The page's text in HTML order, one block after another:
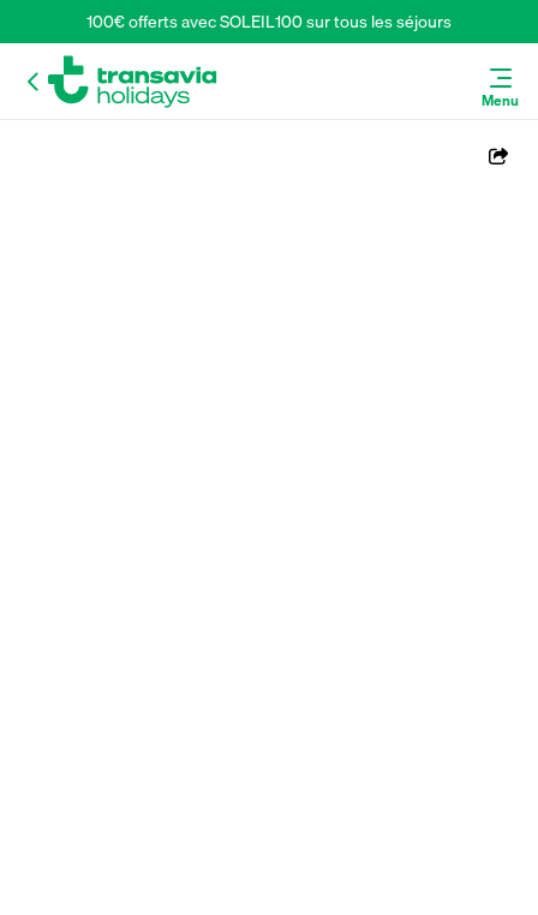
100€ offerts avec SOLEIL100 sur tous les séjours
Menu